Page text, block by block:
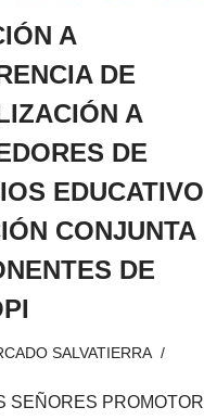
A
DE
A
DE
CONJUNTA
DE
SALVATIERRA
SEÑORES